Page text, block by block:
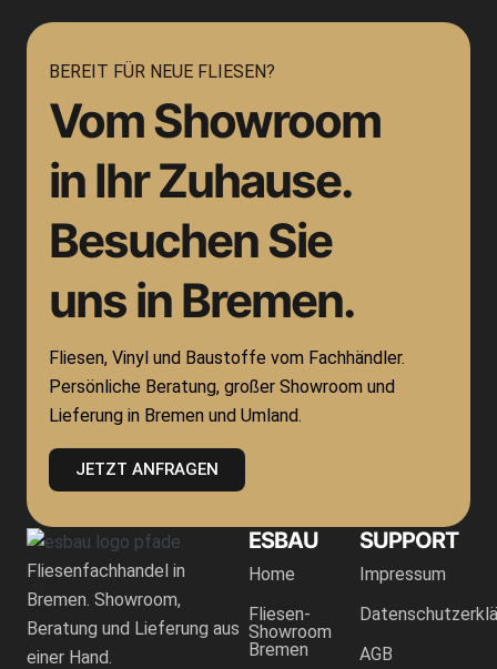
BEREIT FÜR NEUE FLIESEN?
Vom Showroom
in Ihr Zuhause.
Besuchen Sie
uns in Bremen.
Fliesen, Vinyl und Baustoffe vom Fachhändler.
Persönliche Beratung, großer Showroom und
Lieferung in Bremen und Umland.
JETZT ANFRAGEN
Fliesenfachhandel in
Bremen. Showroom,
Beratung und Lieferung aus
einer Hand.
ESBAU
Home
Fliesen-
Showroom
Bremen
SUPPORT
Impressum
AGB